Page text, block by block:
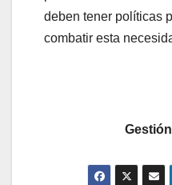
deben tener políticas
combatir esta